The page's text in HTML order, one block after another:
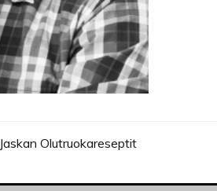
Jaskan Olutruokareseptit